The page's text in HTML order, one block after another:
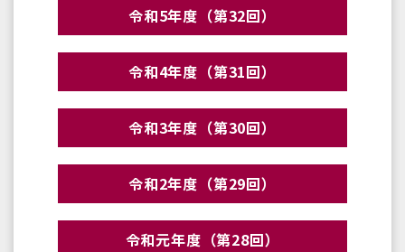
令和5年度（第32回）
令和4年度（第31回）
令和3年度（第30回）
令和2年度（第29回）
令和元年度（第28回）